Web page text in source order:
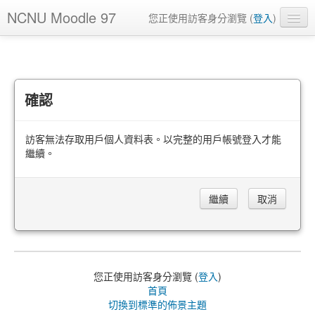
NCNU Moodle 97 您正使用訪客身分瀏覽 (登入)
確認
訪客無法存取用戶個人資料表。以完整的用戶帳號登入才能
繼續。
您正使用訪客身分瀏覽 (登入)
首頁
切換到標準的佈景主題